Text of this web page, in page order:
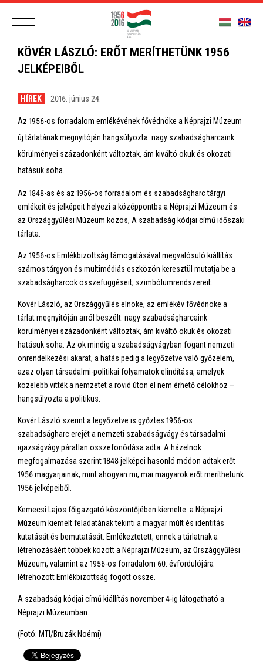
KÖVÉR LÁSZLÓ: ERŐT MERÍTHETÜNK 1956
JELKÉPEIBŐL
HÍREK 2016. június 24.
Az 1956-os forradalom emlékévének fővédnöke a Néprajzi Múzeum
új tárlatának megnyitóján hangsúlyozta: nagy szabadságharcaink
körülményei századonként változtak, ám kiváltó okuk és okozati
hatásuk soha.
Az 1848-as és az 1956-os forradalom és szabadságharc tárgyi
emlékeit és jelképeit helyezi a középpontba a Néprajzi Múzeum és
az Országgyűlési Múzeum közös, A szabadság kódjai című időszaki
tárlata.
Az 1956-os Emlékbizottság támogatásával megvalósuló kiállítás
számos tárgyon és multimédiás eszközön keresztül mutatja be a
szabadságharcok összefüggéseit, szimbólumrendszereit.
Kövér László, az Országgyűlés elnöke, az emlékév fővédnöke a
tárlat megnyitóján arról beszélt: nagy szabadságharcaink
körülményei századonként változtak, ám kiváltó okuk és okozati
hatásuk soha. Az ok mindig a szabadságvágyban fogant nemzeti
önrendelkezési akarat, a hatás pedig a legyőzetve való győzelem,
azaz olyan társadalmi-politikai folyamatok elindítása, amelyek
közelebb vitték a nemzetet a rövid úton el nem érhető célokhoz –
hangsúlyozta a politikus.
Kövér László szerint a legyőzetve is győztes 1956-os
szabadságharc erejét a nemzeti szabadságvágy és társadalmi
igazságvágy páratlan összefonódása adta. A házelnök
megfogalmazása szerint 1848 jelképei hasonló módon adtak erőt
1956 magyarjainak, mint ahogyan mi, mai magyarok erőt meríthetünk
1956 jelképeiből.
Kemecsi Lajos főigazgató köszöntőjében kiemelte: a Néprajzi
Múzeum kiemelt feladatának tekinti a magyar múlt és identitás
kutatását és bemutatását. Emlékeztetett, ennek a tárlatnak a
létrehozásáért többek között a Néprajzi Múzeum, az Országgyűlési
Múzeum, valamint az 1956-os forradalom 60. évfordulójára
létrehozott Emlékbizottság fogott össze.
A szabadság kódjai című kiállítás november 4-ig látogatható a
Néprajzi Múzeumban.
(Fotó: MTI/Bruzák Noémi)